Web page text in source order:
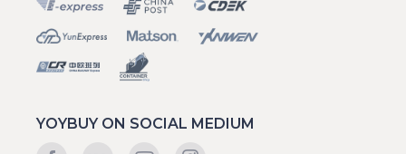
YOYBUY ON SOCIAL MEDIUM